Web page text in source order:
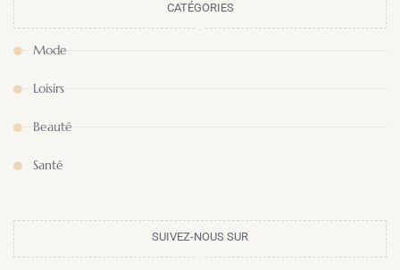
CATÉGORIES
Mode
Loisirs
Beauté
Santé
SUIVEZ-NOUS SUR